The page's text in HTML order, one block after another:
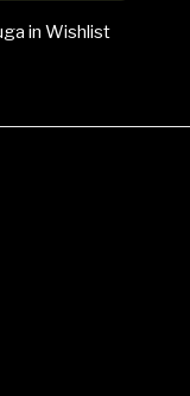
in Wishlist